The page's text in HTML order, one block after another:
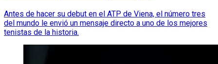
Antes de hacer su debut en el ATP de Viena, el número tres
del mundo le envió un mensaje directo a uno de los mejores
tenistas de la historia.